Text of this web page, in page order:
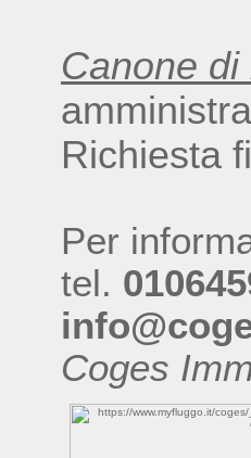
Canone
Richiesta
Per
tel.
Coges